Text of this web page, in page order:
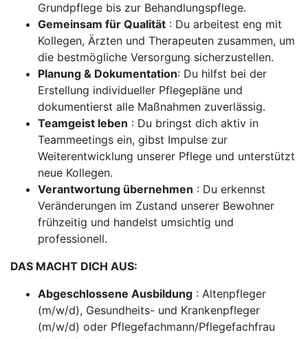
Grundpflege bis zur Behandlungspflege.
Gemeinsam für Qualität : Du arbeitest eng mit
Kollegen, Ärzten und Therapeuten zusammen, um
die bestmögliche Versorgung sicherzustellen.
Planung & Dokumentation: Du hilfst bei der
Erstellung individueller Pflegepläne und
dokumentierst alle Maßnahmen zuverlässig.
Teamgeist leben : Du bringst dich aktiv in
Teammeetings ein, gibst Impulse zur
Weiterentwicklung unserer Pflege und unterstützt
neue Kollegen.
Verantwortung übernehmen : Du erkennst
Veränderungen im Zustand unserer Bewohner
frühzeitig und handelst umsichtig und
professionell.
DAS MACHT DICH AUS:
Abgeschlossene Ausbildung : Altenpfleger
(m/w/d), Gesundheits- und Krankenpfleger
(m/w/d) oder Pflegefachmann/Pflegefachfrau